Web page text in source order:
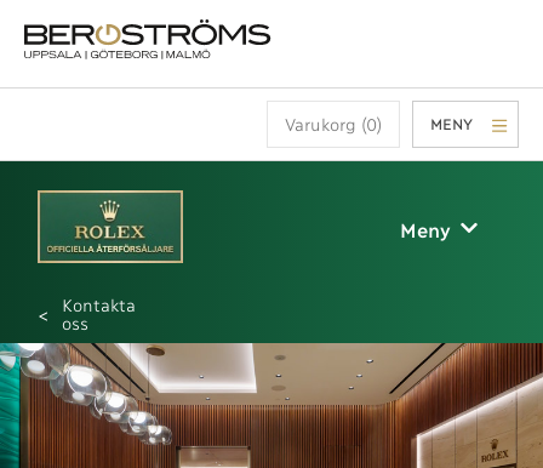
Varukorg (0) MENY
Meny
Kontakta
oss